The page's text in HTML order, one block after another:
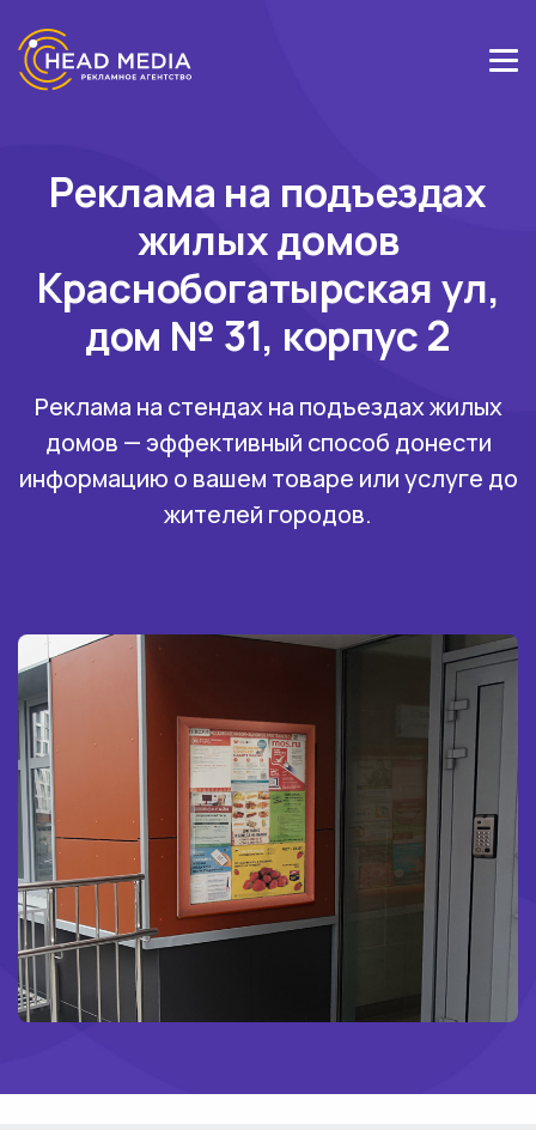
Реклама на подъездах
жилых домов
Краснобогатырская ул,
дом № 31, корпус 2
Реклама на стендах на подъездах жилых
домов — эффективный способ донести
информацию о вашем товаре или услуге до
жителей городов.